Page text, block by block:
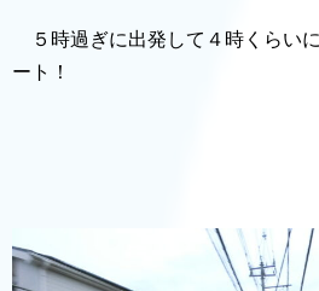
５時過ぎに出発して４時くらい
ート！